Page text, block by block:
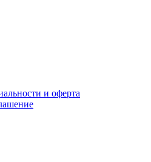
и оферта